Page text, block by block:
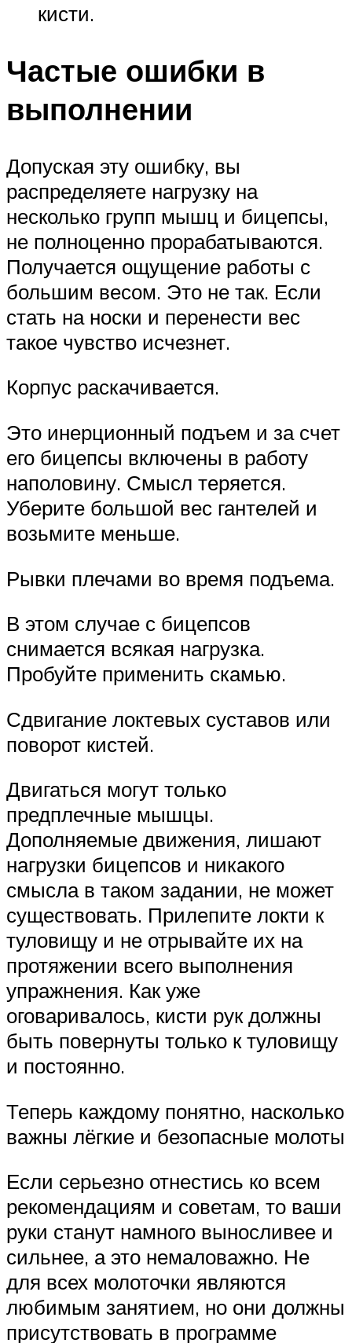
кисти.
Частые ошибки в
выполнении
Допуская эту ошибку, вы
распределяете нагрузку на
несколько групп мышц и бицепсы,
не полноценно прорабатываются.
Получается ощущение работы с
большим весом. Это не так. Если
стать на носки и перенести вес
такое чувство исчезнет.
Корпус раскачивается.
Это инерционный подъем и за счет
его бицепсы включены в работу
наполовину. Смысл теряется.
Уберите большой вес гантелей и
возьмите меньше.
Рывки плечами во время подъема.
В этом случае с бицепсов
снимается всякая нагрузка.
Пробуйте применить скамью.
Сдвигание локтевых суставов или
поворот кистей.
Двигаться могут только
предплечные мышцы.
Дополняемые движения, лишают
нагрузки бицепсов и никакого
смысла в таком задании, не может
существовать. Прилепите локти к
туловищу и не отрывайте их на
протяжении всего выполнения
упражнения. Как уже
оговаривалось, кисти рук должны
быть повернуты только к туловищу
и постоянно.
Теперь каждому понятно, насколько
важны лёгкие и безопасные молоты
Если серьезно отнестись ко всем
рекомендациям и советам, то ваши
руки станут намного выносливее и
сильнее, а это немаловажно. Не
для всех молоточки являются
любимым занятием, но они должны
присутствовать в программе